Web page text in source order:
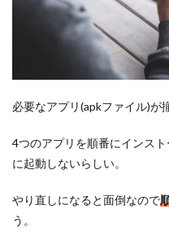
必要なアプリ(apkファイル)が
4つのアプリを順番にインス
に起動しないらしい。
やり直しになると面倒なので
う。